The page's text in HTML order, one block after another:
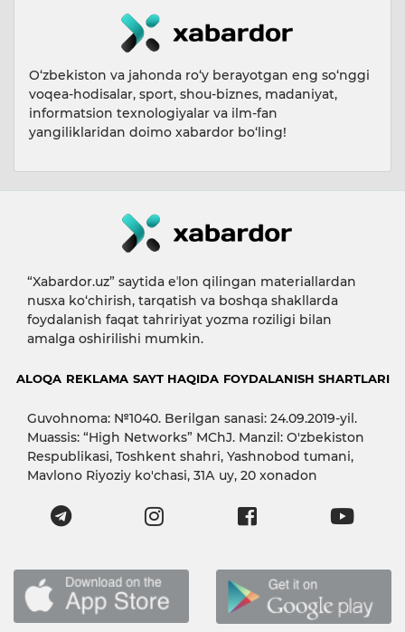
O‘zbekiston va jahonda ro‘y berayotgan eng so‘nggi
voqea-hodisalar, sport, shou-biznes, madaniyat,
informatsion texnologiyalar va ilm-fan
yangiliklaridan doimo xabardor bo‘ling!
“Xabardor.uz” saytida eʼlon qilingan materiallardan
nusxa ko‘chirish, tarqatish va boshqa shakllarda
foydalanish faqat tahririyat yozma roziligi bilan
amalga oshirilishi mumkin.
ALOQA REKLAMA SAYT HAQIDA FOYDALANISH SHARTLARI
Guvohnoma: №1040. Berilgan sanasi: 24.09.2019-yil.
Muassis: “High Networks” MChJ. Manzil: O'zbekiston
Respublikasi, Toshkent shahri, Yashnobod tumani,
Mavlono Riyoziy ko'chasi, 31А uy, 20 xonadon